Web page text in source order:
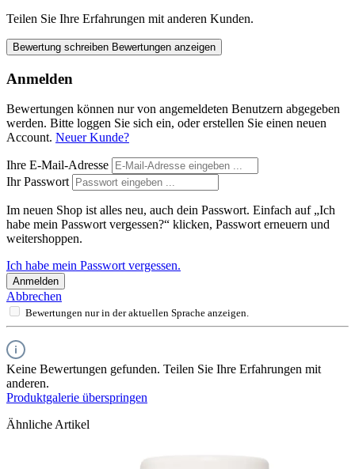
Teilen Sie Ihre Erfahrungen mit anderen Kunden.
Bewertung schreiben Bewertungen anzeigen
Anmelden
Bewertungen können nur von angemeldeten Benutzern abgegeben
werden. Bitte loggen Sie sich ein, oder erstellen Sie einen neuen
Account. Neuer Kunde?
Ihre E-Mail-Adresse
Ihr Passwort
Im neuen Shop ist alles neu, auch dein Passwort. Einfach auf „Ich
habe mein Passwort vergessen?“ klicken, Passwort erneuern und
weitershoppen.
Ich habe mein Passwort vergessen.
Anmelden
Abbrechen
Bewertungen nur in der aktuellen Sprache anzeigen.
Keine Bewertungen gefunden. Teilen Sie Ihre Erfahrungen mit
anderen.
Produktgalerie überspringen
Ähnliche Artikel